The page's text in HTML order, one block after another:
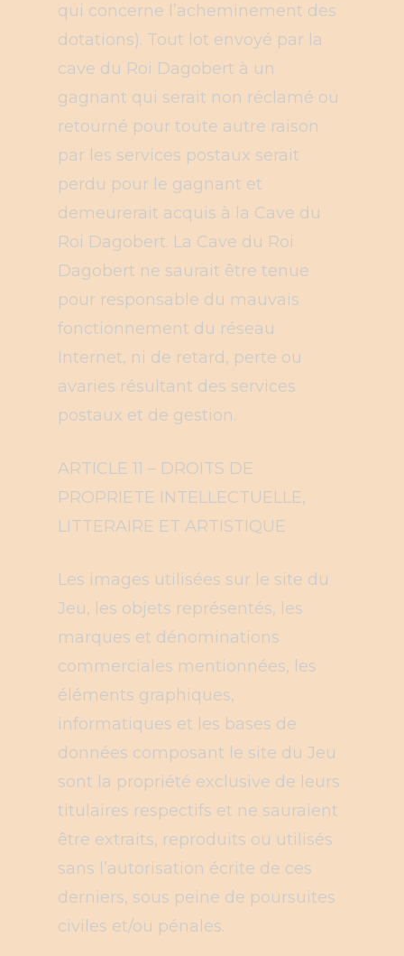
qui concerne l’acheminement des
dotations). Tout lot envoyé par la
cave du Roi Dagobert à un
gagnant qui serait non réclamé ou
retourné pour toute autre raison
par les services postaux serait
perdu pour le gagnant et
demeurerait acquis à la Cave du
Roi Dagobert. La Cave du Roi
Dagobert ne saurait être tenue
pour responsable du mauvais
fonctionnement du réseau
Internet, ni de retard, perte ou
avaries résultant des services
postaux et de gestion.
ARTICLE 11 – DROITS DE
PROPRIETE INTELLECTUELLE,
LITTERAIRE ET ARTISTIQUE
Les images utilisées sur le site du
Jeu, les objets représentés, les
marques et dénominations
commerciales mentionnées, les
éléments graphiques,
informatiques et les bases de
données composant le site du Jeu
sont la propriété exclusive de leurs
titulaires respectifs et ne sauraient
être extraits, reproduits ou utilisés
sans l’autorisation écrite de ces
derniers, sous peine de poursuites
civiles et/ou pénales.